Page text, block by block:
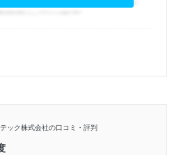
ック株式会社の口コミ・評判